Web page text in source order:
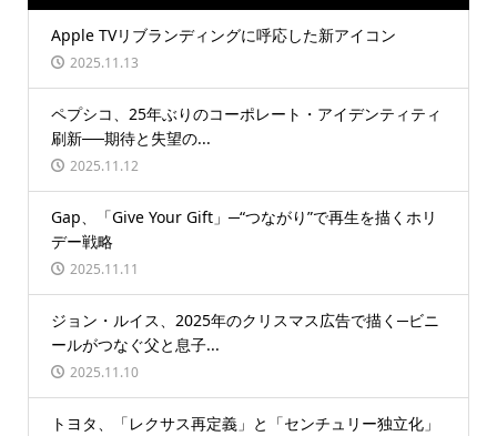
Apple TVリブランディングに呼応した新アイコン
2025.11.13
ペプシコ、25年ぶりのコーポレート・アイデンティティ
刷新──期待と失望の...
2025.11.12
Gap、「Give Your Gift」─“つながり”で再生を描くホリ
デー戦略
2025.11.11
ジョン・ルイス、2025年のクリスマス広告で描く─ビニ
ールがつなぐ父と息子...
2025.11.10
トヨタ、「レクサス再定義」と「センチュリー独立化」